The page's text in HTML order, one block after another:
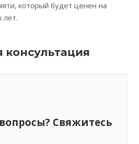
который будет ценен на
лет.
консультация
Свяжитесь